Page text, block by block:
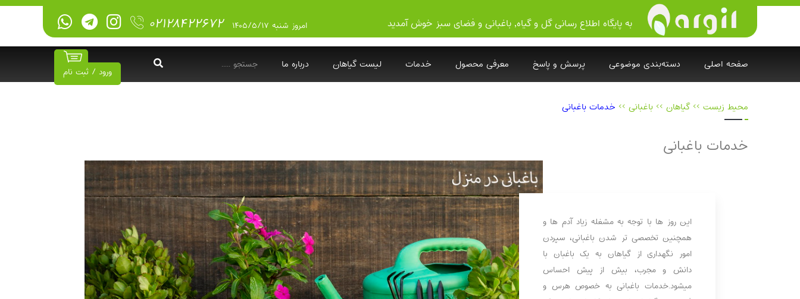
به پایگاه اطلاع رسانی گل و گیاه, باغبانی و فضای سبز خوش آمدید ۰۲۱۲۸۴۲۲۶۷۲ امروز شنبه ۱۴۰۵/۵/۱۷
صفحه اصلی دسته‌بندی موضوعی پرسش و پاسخ معرفی محصول خدمات لیست گیاهان درباره ما
ورود / ثبت نام
محیط زیست >> گیاهان >> باغبانی >> خدمات باغبانی
خدمات باغبانی
این روز ها با توجه به مشغله زیاد آدم ها و
همچنین تخصصی تر شدن باغبانی، سپردن
امور نگهداری از گیاهان به یک باغبان با
دانش و مجرب، بیش از پیش احساس
میشود.خدمات باغبانی به خصوص هرس و